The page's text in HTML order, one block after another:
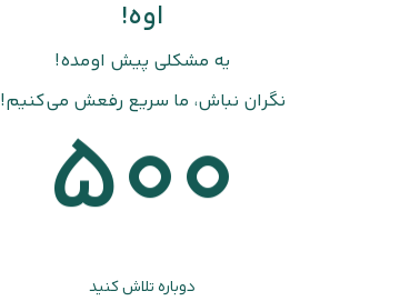
اوه!
یه مشکلی پیش اومده!
نگران نباش، ما سریع رفعش می‌کنیم!
500
دوباره تلاش کنید